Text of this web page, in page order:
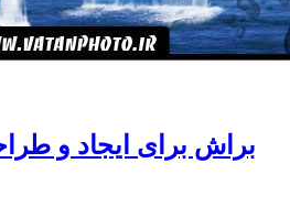
براش برای ایجاد و